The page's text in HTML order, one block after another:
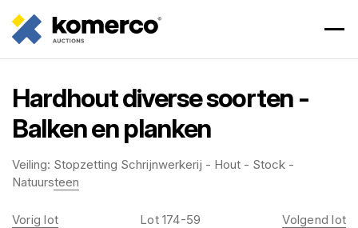
Hardhout diverse soorten -
Balken en planken
Veiling: Stopzetting Schrijnwerkerij - Hout - Stock -
Natuursteen
Vorig lot Lot 174-59 Volgend lot